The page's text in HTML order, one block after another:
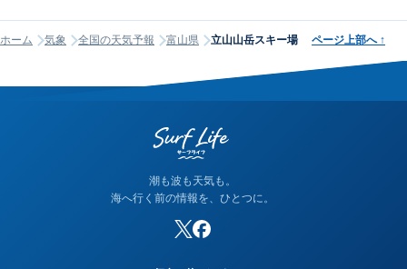
ホーム 気象 全国の天気予報 富山県 立山山岳スキー場 ページ上部へ ↑
潮も波も天気も。
海へ行く前の情報を、ひとつに。